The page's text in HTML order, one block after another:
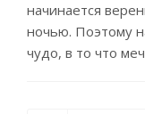
начинается
ночью. Поэтому
чудо, в то что